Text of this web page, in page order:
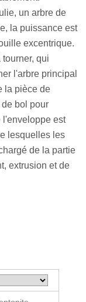
un arbre de
la puissance est
excentrique.
qui
l'arbre principal
la pièce de
bol pour
l'enveloppe est
lesquelles les
de la partie
extrusion et de